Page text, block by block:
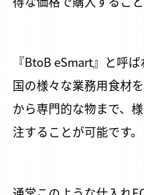
『BtoB eSmart』と呼
国の様々な業務用食材
から専門的な物まで、
注することが可能です。